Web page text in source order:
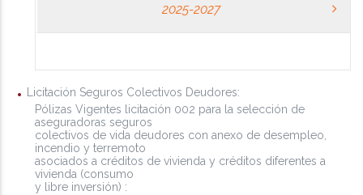
2025-2027
Licitación Seguros Colectivos Deudores:
Pólizas Vigentes licitación 002 para la selección de
aseguradoras seguros
colectivos de vida deudores con anexo de desempleo,
incendio y terremoto
asociados a créditos de vivienda y créditos diferentes a
vivienda (consumo
y libre inversión) :